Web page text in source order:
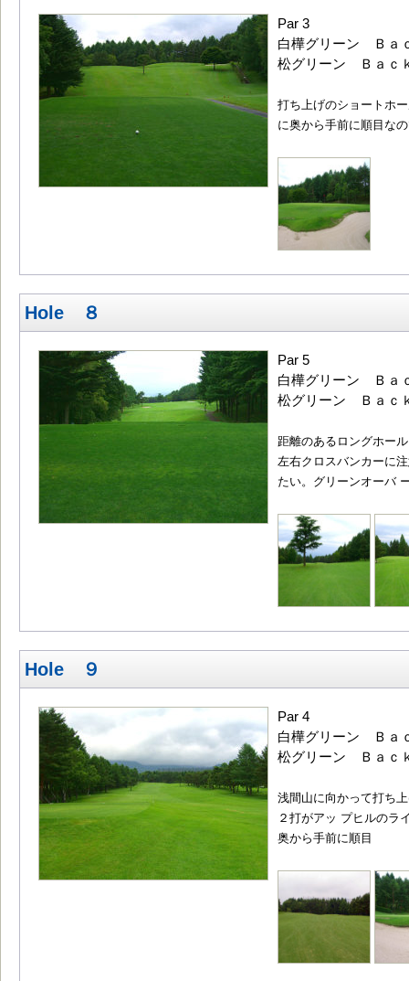
Par 3
白樺グリーン Ｂａ
松グリーン Ｂａｃ
打ち上げのショートホ
に奥から手前に順目な
Hole ８
Par 5
白樺グリーン Ｂａ
松グリーン Ｂａｃ
距離のあるロングホー
左右クロスバンカーに
たい。グリーンオーバ
Hole ９
Par 4
白樺グリーン Ｂａ
松グリーン Ｂａｃ
浅間山に向かって打ち
２打がアッ プヒルのラ
奥から手前に順目